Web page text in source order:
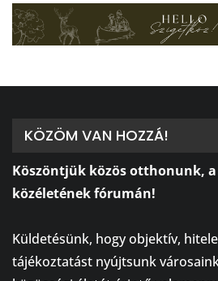
KÖZÖM VAN HOZZÁ!
Köszöntjük közös otthonunk, a
közéletének fórumán!
Küldetésünk, hogy objektív,
tájékoztatást nyújtsunk